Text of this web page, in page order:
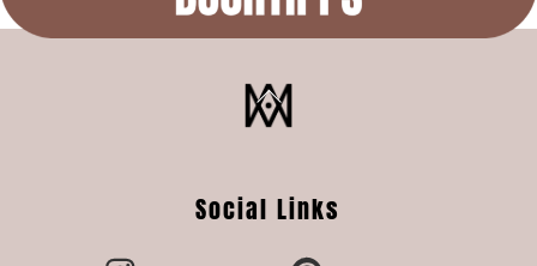
Back
To
Top
Social Links